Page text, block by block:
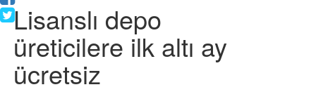
Lisanslı depo
üreticilere ilk altı ay
ücretsiz